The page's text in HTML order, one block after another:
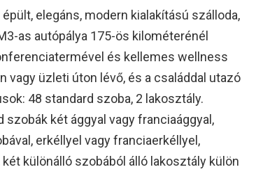
elegáns, modern kialakítású szálloda,
as autópálya 175-ös kilométerénél
és kellemes wellness
vagy üzleti úton lévő, és a családdal utazó
48 standard szoba, 2 lakosztály.
két ággyal vagy franciaággyal,
erkéllyel vagy franciaerkéllyel,
különálló szobából álló lakosztály külön